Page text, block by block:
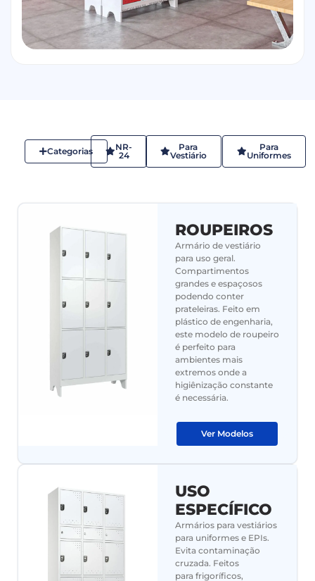
Categorias
NR-
24
Para
Vestiário
Para
Uniformes
ROUPEIROS
Armário de vestiário
para uso geral.
Compartimentos
grandes e espaçosos
podendo conter
prateleiras. Feito em
plástico de engenharia,
este modelo de roupeiro
é perfeito para
ambientes mais
extremos onde a
higiênização constante
é necessária.
Ver Modelos
USO
ESPECÍFICO
Armários para vestiários
para uniformes e EPIs.
Evita contaminação
cruzada. Feitos
para frigoríficos,